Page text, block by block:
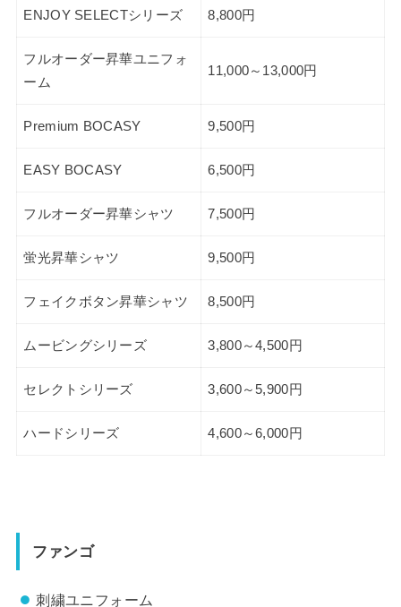
ENJOY SELECTシリーズ 8,800円
フルオーダー昇華ユニフォ
ーム
11,000～13,000円
Premium BOCASY 9,500円
EASY BOCASY 6,500円
フルオーダー昇華シャツ 7,500円
蛍光昇華シャツ 9,500円
フェイクボタン昇華シャツ 8,500円
ムービングシリーズ 3,800～4,500円
セレクトシリーズ 3,600～5,900円
ハードシリーズ 4,600～6,000円
ファンゴ
刺繍ユニフォーム